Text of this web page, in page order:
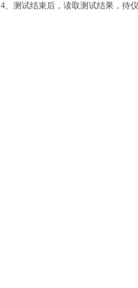
4、测试结束后，读取测试结果，待